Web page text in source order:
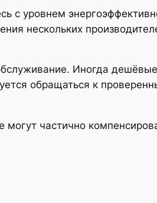
с уровнем
нескольких
Иногда дешёвые
обращаться к
частично